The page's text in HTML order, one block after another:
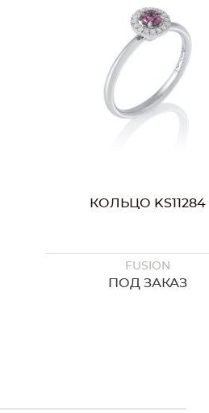
КОЛЬЦО KS11284
FUSION
ПОД ЗАКАЗ